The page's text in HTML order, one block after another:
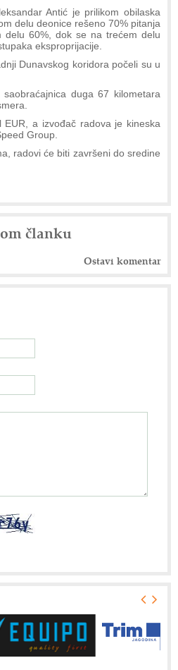
Antić je prilikom obilaska
delu deonice rešeno 70% pitanja
delu 60%, dok se na trećem delu
eksproprijacije.
Dunavskog koridora počeli su u
duga 67 kilometara
a izvođač radova je kineska
Group.
radovi će biti završeni do sredine
članku
Ostavi komentar